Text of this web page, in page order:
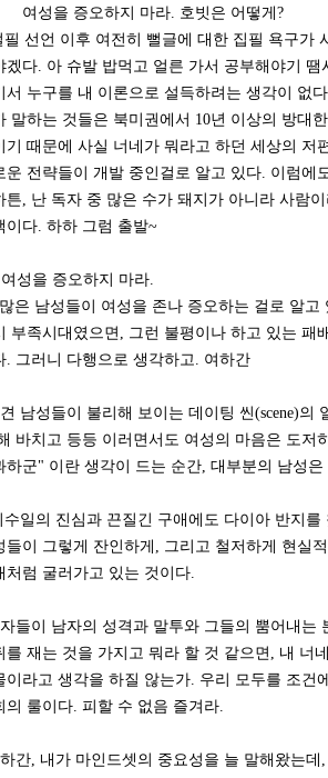
여성을 증오하지 마라. 호빗은 어떻게?
선언 이후 여전히 뻘글에 대한 집필 욕구가
겠다. 아 슈발 밥먹고 얼른 가서 공부해야기
서 누구를 내 이론으로 설득하려는 생각이 없
말하는 것들은 북미권에서 10년 이상의 방대
기 때문에 사실 너네가 뭐라고 하던 세상의 저
운 전략들이 개발 중인걸로 알고 있다. 이럼에
튼, 난 독자 중 많은 수가 돼지가 아니라 사람
이다. 하하 그럼 출발~
성을 증오하지 마라.
은 남성들이 여성을 존나 증오하는 걸로 알
부족시대였으면, 그런 불평이나 하고 있는 패
. 그러니 다행으로 생각하고. 여하간
남성들이 불리해 보이는 데이팅 씬(scene)
바치고 등등 이러면서도 여성의 마음은 도저
하군" 이란 생각이 드는 순간, 대부분의 남성
일의 진심과 끈질긴 구애에도 다이아 반지
들이 그렇게 잔인하게, 그리고 철저하게 현실
처럼 굴러가고 있는 것이다.
들이 남자의 성격과 말투와 그들의 뿜어내는
를 재는 것을 가지고 뭐라 할 것 같으면, 내 너
이라고 생각을 하질 않는가. 우리 모두를 조건
의 룰이다. 피할 수 없음 즐겨라.
간, 내가 마인드셋의 중요성을 늘 말해왔는